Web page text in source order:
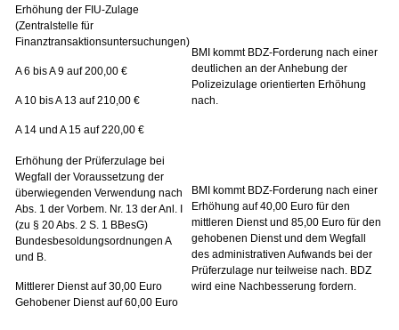
Erhöhung der FIU-Zulage
(Zentralstelle für
Finanztransaktionsuntersuchungen)
A 6 bis A 9 auf 200,00 €
A 10 bis A 13 auf 210,00 €
A 14 und A 15 auf 220,00 €
BMI kommt BDZ-Forderung nach einer
deutlichen an der Anhebung der
Polizeizulage orientierten Erhöhung
nach.
Erhöhung der Prüferzulage bei
Wegfall der Voraussetzung der
überwiegenden Verwendung nach
Abs. 1 der Vorbem. Nr. 13 der Anl. I
(zu § 20 Abs. 2 S. 1 BBesG)
Bundesbesoldungsordnungen A
und B.
Mittlerer Dienst auf 30,00 Euro
Gehobener Dienst auf 60,00 Euro
BMI kommt BDZ-Forderung nach einer
Erhöhung auf 40,00 Euro für den
mittleren Dienst und 85,00 Euro für den
gehobenen Dienst und dem Wegfall
des administrativen Aufwands bei der
Prüferzulage nur teilweise nach. BDZ
wird eine Nachbesserung fordern.